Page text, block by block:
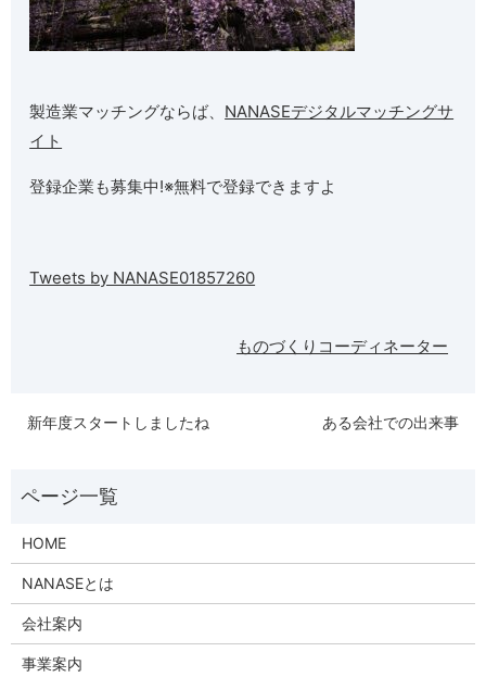
製造業マッチングならば、 NANASEデジタルマッチングサ
イト
登録企業も募集中!※無料で登録できますよ
Tweets by NANASE01857260
ものづくりコーディネーター
新年度スタートしましたね ある会社での出来事
HOME
NANASEとは
会社案内
事業案内